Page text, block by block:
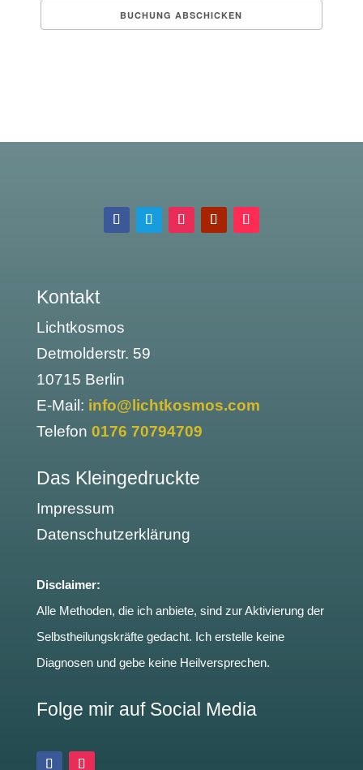
Kontakt
Lichtkosmos
Detmolderstr. 59
10715 Berlin
E-Mail: info@lichtkosmos.com
Telefon 0176 70794709
Das Kleingedruckte
Impressum
Datenschutzerklärung
Disclaimer:
Alle Methoden, die ich anbiete, sind zur Aktivierung der
Selbstheilungskräfte gedacht. Ich erstelle keine
Diagnosen und gebe keine Heilversprechen.
Folge mir auf Social Media